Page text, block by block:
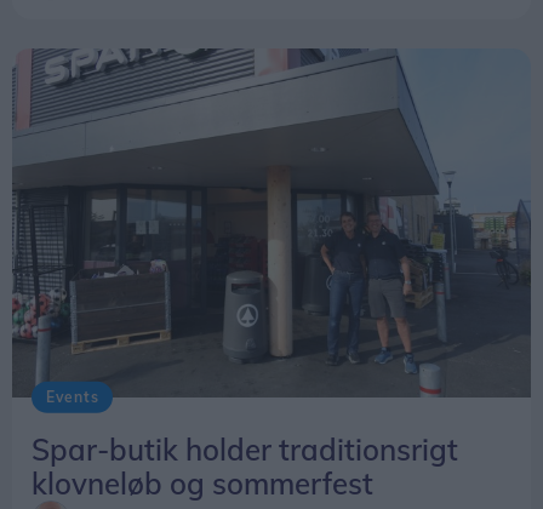
Events
Spar-butik holder traditionsrigt
klovneløb og sommerfest